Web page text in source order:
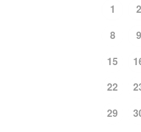
1
2
8
9
15
22
29